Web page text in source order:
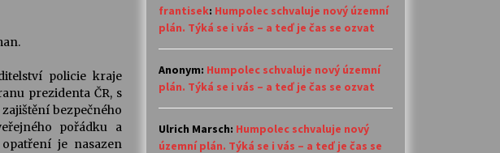
policie kraje
prezidenta ČR, s
bezpečného
pořádku a
je nasazen
frantisek: Humpolec schvaluje nový územní
plán. Týká se i vás – a teď je čas se ozvat
Anonym: Humpolec schvaluje nový územní
plán. Týká se i vás – a teď je čas se ozvat
Ulrich Marsch: Humpolec schvaluje nový
územní plán. Týká se i vás – a teď je čas se